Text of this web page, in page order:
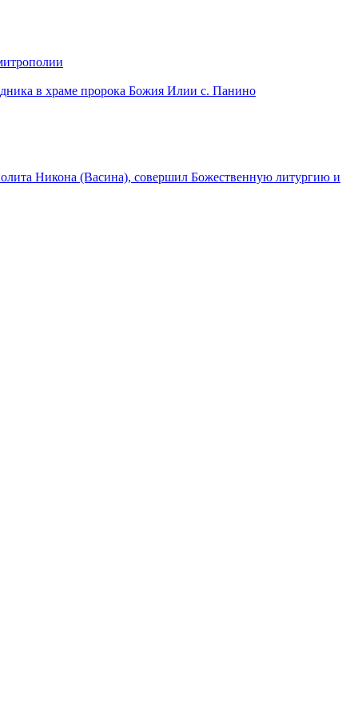
в храме пророка Божия Илии с. Панино
Никона (Васина), совершил Божественную литургию и